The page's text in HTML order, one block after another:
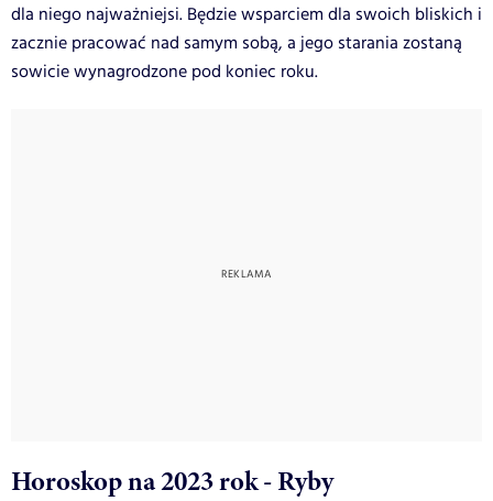
dla niego najważniejsi. Będzie wsparciem dla swoich bliskich i
zacznie pracować nad samym sobą, a jego starania zostaną
sowicie wynagrodzone pod koniec roku.
Horoskop na 2023 rok - Ryby